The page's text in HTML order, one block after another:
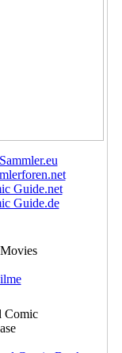
Guide.net
Guide.de
Comic